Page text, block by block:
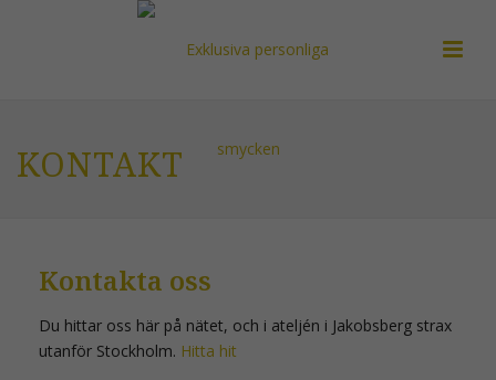
KONTAKT
Kontakta oss
Du hittar oss här på nätet, och i ateljén i Jakobsberg strax
utanför Stockholm. Hitta hit